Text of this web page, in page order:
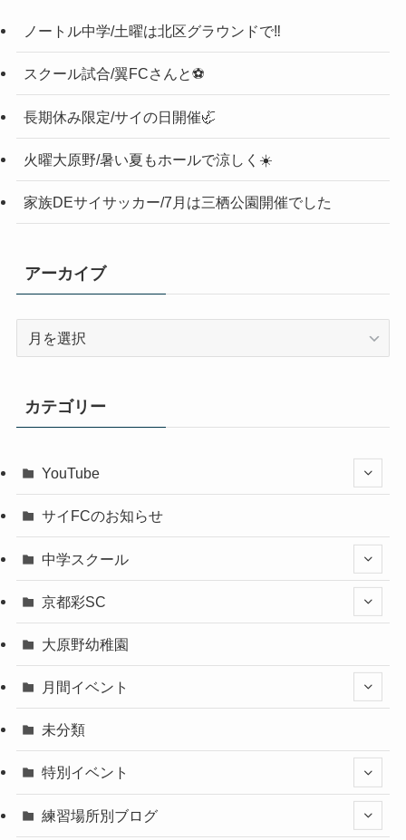
ノートル中学/土曜は北区グラウンドで‼️
スクール試合/翼FCさんと⚽️
長期休み限定/サイの日開催🦏
火曜大原野/暑い夏もホールで涼しく☀️
家族DEサイサッカー/7月は三栖公園開催でした
アーカイブ
ブ
カテゴリー
YouTube
サイFCのお知らせ
中学スクール
京都彩SC
大原野幼稚園
月間イベント
未分類
特別イベント
練習場所別ブログ